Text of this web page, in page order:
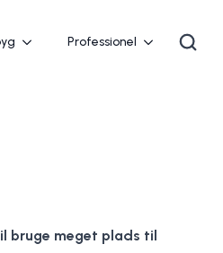
Professionel
bruge meget plads til